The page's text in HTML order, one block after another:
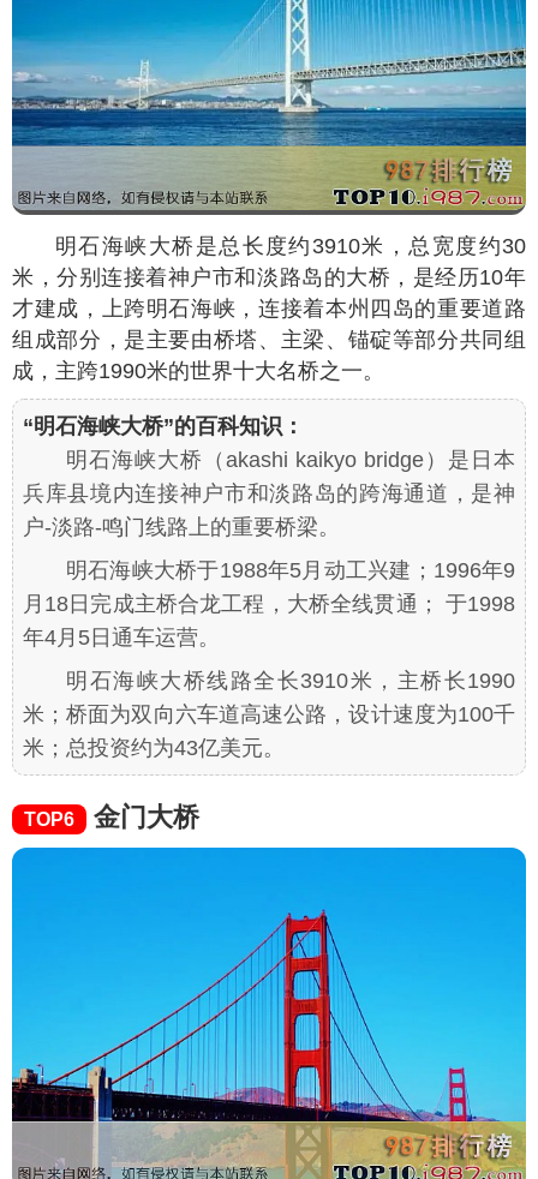
明石海峡大桥是总长度约3910米，总宽度约30
米，分别连接着神户市和淡路岛的大桥，是经历10年
才建成，上跨明石海峡，连接着本州四岛的重要道路
组成部分，是主要由桥塔、主梁、锚碇等部分共同组
成，主跨1990米的世界十大名桥之一。
“明石海峡大桥”的百科知识：
明石海峡大桥（akashi kaikyo bridge）是日本
兵库县境内连接神户市和淡路岛的跨海通道，是神
户-淡路-鸣门线路上的重要桥梁。
明石海峡大桥于1988年5月动工兴建；1996年9
月18日完成主桥合龙工程，大桥全线贯通； 于1998
年4月5日通车运营。
明石海峡大桥线路全长3910米，主桥长1990
米；桥面为双向六车道高速公路，设计速度为100千
米；总投资约为43亿美元。
TOP6 金门大桥